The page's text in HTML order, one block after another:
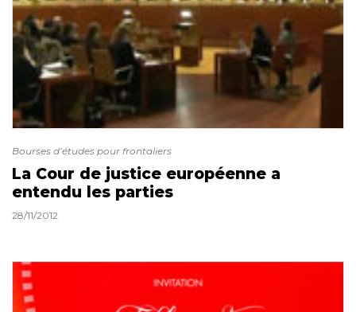
Bourses d’études pour frontaliers
La Cour de justice européenne a
entendu les parties
28/11/2012